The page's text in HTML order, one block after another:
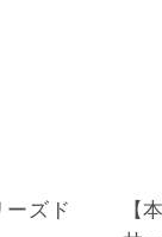
ーズド
【